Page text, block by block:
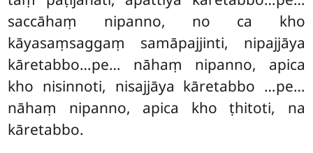
saccāhaṃ nipanno, no ca kho
kāyasaṃsaggaṃ samāpajjinti, nipajjāya
kāretabbo…pe… nāhaṃ nipanno, apica
kho nisinnoti, nisajjāya kāretabbo …pe…
nāhaṃ nipanno, apica kho ṭhitoti, na
kāretabbo.